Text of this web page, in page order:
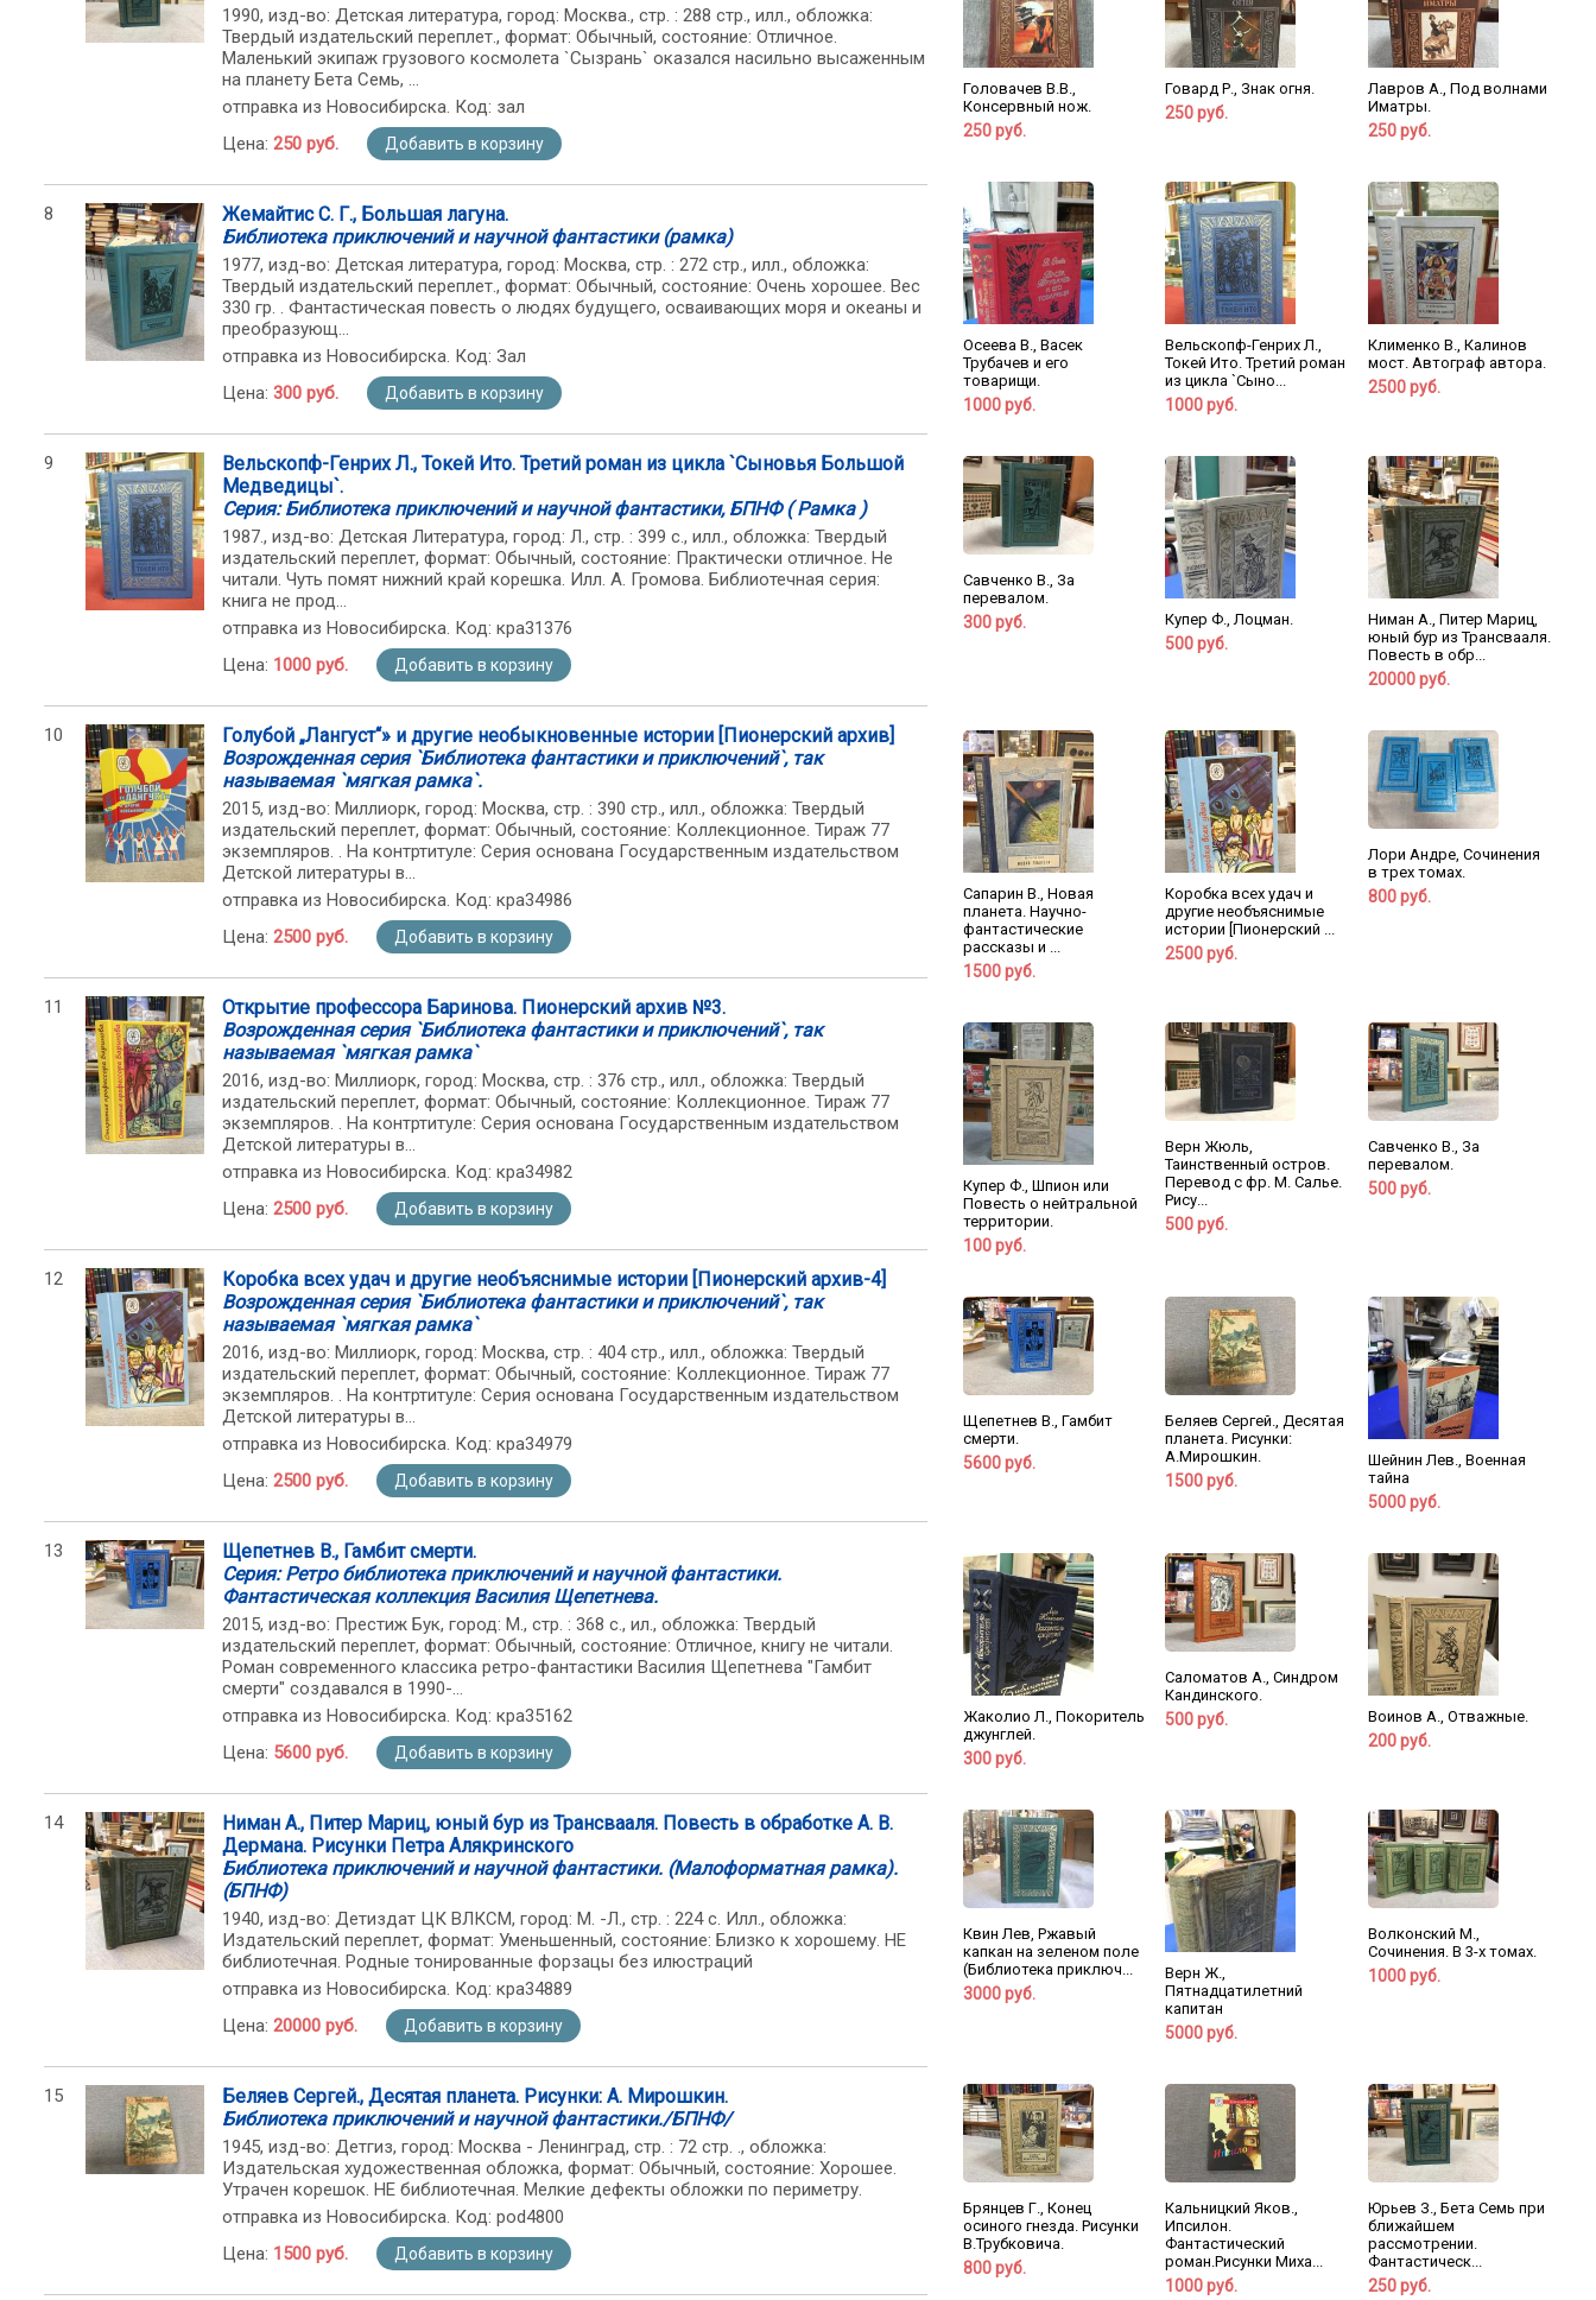
1990, изд-во: Детская литература, город: Москва., стр. : 288 стр., илл., обложка:
Твердый издательский переплет., формат: Обычный, состояние: Отличное.
Маленький экипаж грузового космолета `Сызрань` оказался насильно высаженным
на планету Бета Семь, ...
отправка из Новосибирска. Код: зал
Цена: 250 руб. Добавить в корзину
8
Жемайтис С. Г., Большая лагуна.
Библиотека приключений и научной фантастики (рамка)
1977, изд-во: Детская литература, город: Москва, стр. : 272 стр., илл., обложка:
Твердый издательский переплет., формат: Обычный, состояние: Очень хорошее. Вес
330 гр. . Фантастическая повесть о людях будущего, осваивающих моря и океаны и
преобразующ...
отправка из Новосибирска. Код: Зал
Цена: 300 руб. Добавить в корзину
9
Вельскопф-Генрих Л., Токей Ито. Третий роман из цикла `Сыновья Большой
Медведицы`.
Серия: Библиотека приключений и научной фантастики, БПНФ ( Рамка )
1987., изд-во: Детская Литература, город: Л., стр. : 399 с., илл., обложка: Твердый
издательский переплет, формат: Обычный, состояние: Практически отличное. Не
читали. Чуть помят нижний край корешка. Илл. А. Громова. Библиотечная серия:
книга не прод...
отправка из Новосибирска. Код: кра31376
Цена: 1000 руб. Добавить в корзину
10
Голубой „Лангуст“» и другие необыкновенные истории [Пионерский архив]
Возрожденная серия `Библиотека фантастики и приключений`, так
называемая `мягкая рамка`.
2015, изд-во: Миллиорк, город: Москва, стр. : 390 стр., илл., обложка: Твердый
издательский переплет, формат: Обычный, состояние: Коллекционное. Тираж 77
экземпляров. . На контртитуле: Серия основана Государственным издательством
Детской литературы в...
отправка из Новосибирска. Код: кра34986
Цена: 2500 руб. Добавить в корзину
11
Открытие профессора Баринова. Пионерский архив №3.
Возрожденная серия `Библиотека фантастики и приключений`, так
называемая `мягкая рамка`
2016, изд-во: Миллиорк, город: Москва, стр. : 376 стр., илл., обложка: Твердый
издательский переплет, формат: Обычный, состояние: Коллекционное. Тираж 77
экземпляров. . На контртитуле: Серия основана Государственным издательством
Детской литературы в...
отправка из Новосибирска. Код: кра34982
Цена: 2500 руб. Добавить в корзину
12
Коробка всех удач и другие необъяснимые истории [Пионерский архив-4]
Возрожденная серия `Библиотека фантастики и приключений`, так
называемая `мягкая рамка`
2016, изд-во: Миллиорк, город: Москва, стр. : 404 стр., илл., обложка: Твердый
издательский переплет, формат: Обычный, состояние: Коллекционное. Тираж 77
экземпляров. . На контртитуле: Серия основана Государственным издательством
Детской литературы в...
отправка из Новосибирска. Код: кра34979
Цена: 2500 руб. Добавить в корзину
13
Щепетнев В., Гамбит смерти.
Серия: Ретро библиотека приключений и научной фантастики.
Фантастическая коллекция Василия Щепетнева.
2015, изд-во: Престиж Бук, город: М., стр. : 368 с., ил., обложка: Твердый
издательский переплет, формат: Обычный, состояние: Отличное, книгу не читали.
Роман современного классика ретро-фантастики Василия Щепетнева "Гамбит
смерти" создавался в 1990-...
отправка из Новосибирска. Код: кра35162
Цена: 5600 руб. Добавить в корзину
14
Ниман А., Питер Мариц, юный бур из Трансвааля. Повесть в обработке А. В.
Дермана. Рисунки Петра Алякринского
Библиотека приключений и научной фантастики. (Малоформатная рамка).
(БПНФ)
1940, изд-во: Детиздат ЦК ВЛКСМ, город: М. -Л., стр. : 224 с. Илл., обложка:
Издательский переплет, формат: Уменьшенный, состояние: Близко к хорошему. НЕ
библиотечная. Родные тонированные форзацы без илюстраций
отправка из Новосибирска. Код: кра34889
Цена: 20000 руб. Добавить в корзину
15
Беляев Сергей., Десятая планета. Рисунки: А. Мирошкин.
Библиотека приключений и научной фантастики./БПНФ/
1945, изд-во: Детгиз, город: Москва - Ленинград, стр. : 72 стр. ., обложка:
Издательская художественная обложка, формат: Обычный, состояние: Хорошее.
Утрачен корешок. НЕ библиотечная. Мелкие дефекты обложки по периметру.
отправка из Новосибирска. Код: pod4800
Цена: 1500 руб. Добавить в корзину
Головачев В.В.,
Консервный нож.
250 руб.
Говард Р., Знак огня.
250 руб.
Лавров А., Под волнами
Иматры.
250 руб.
Осеева В., Васек
Трубачев и его
товарищи.
1000 руб.
Вельскопф-Генрих Л.,
Токей Ито. Третий роман
из цикла `Сыно...
1000 руб.
Клименко В., Калинов
мост. Автограф автора.
2500 руб.
Савченко В., За
перевалом.
300 руб. Купер Ф., Лоцман.
500 руб.
Ниман А., Питер Мариц,
юный бур из Трансвааля.
Повесть в обр...
20000 руб.
Сапарин В., Новая
планета. Научно-
фантастические
рассказы и ...
1500 руб.
Коробка всех удач и
другие необъяснимые
истории [Пионерский ...
2500 руб.
Лори Андре, Сочинения
в трех томах.
800 руб.
Купер Ф., Шпион или
Повесть о нейтральной
территории.
100 руб.
Верн Жюль,
Таинственный остров.
Перевод с фр. М. Салье.
Рису...
500 руб.
Савченко В., За
перевалом.
500 руб.
Щепетнев В., Гамбит
смерти.
5600 руб.
Беляев Сергей., Десятая
планета. Рисунки:
А.Мирошкин.
1500 руб.
Шейнин Лев., Военная
тайна
5000 руб.
Жаколио Л., Покоритель
джунглей.
300 руб.
Саломатов А., Синдром
Кандинского.
500 руб. Воинов А., Отважные.
200 руб.
Квин Лев, Ржавый
капкан на зеленом поле
(Библиотека приключ...
3000 руб.
Верн Ж.,
Пятнадцатилетний
капитан
5000 руб.
Волконский М.,
Сочинения. В 3-х томах.
1000 руб.
Брянцев Г., Конец
осиного гнезда. Рисунки
В.Трубковича.
800 руб.
Кальницкий Яков.,
Ипсилон.
Фантастический
роман.Рисунки Миха...
1000 руб.
Юрьев З., Бета Семь при
ближайшем
рассмотрении.
Фантастическ...
250 руб.